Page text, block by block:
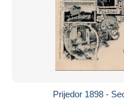
Prijedor 1898 -